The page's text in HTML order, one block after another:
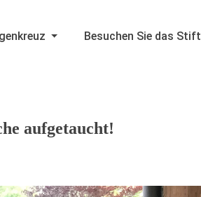
Besuchen Sie das Stift
aufgetaucht!